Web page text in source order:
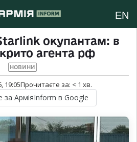
EN
окупантам: в
агента рф
НОВИНИ
19:05Прочитаєте за: < 1 хв.
за АрміяInform в Google